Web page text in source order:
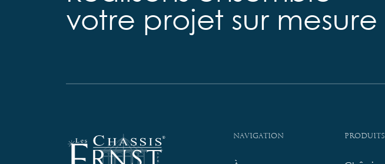
votre projet sur mesure
Navigation Produits